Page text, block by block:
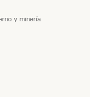
y minería